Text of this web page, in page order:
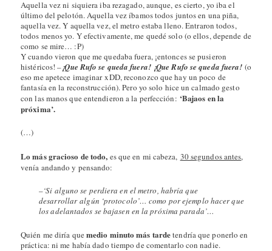
Aquella vez ni siquiera iba rezagado, aunque, es cierto, yo iba el
último del pelotón. Aquella vez íbamos todos juntos en una piña,
aquella vez. Y aquella vez, el metro estaba lleno. Entraron todos,
todos menos yo. Y efectivamente, me quedé solo (o ellos, depende de
como se mire… :P)
Y cuando vieron que me quedaba fuera, ¡entonces se pusieron
histéricos! –¡Que Rufo se queda fuera! ¡Que Rufo se queda fuera! (o
eso me apetece imaginar xDD, reconozco que hay un poco de
fantasía en la reconstrucción). Pero yo solo hice un calmado gesto
con las manos que entendieron a la perfección: ‘Bajaos en la
próxima’.
(…)
Lo más gracioso de todo, es que en mi cabeza, 30 segundos antes,
venía andando y pensando:
–‘Si alguno se perdiera en el metro, habría que
desarrollar algún ‘protocolo’… como por ejemplo hacer que
los adelantados se bajasen en la próxima parada’…
Quién me diría quemedio minuto más tardetendría que ponerlo en
práctica: ni me había dado tiempo de comentarlo con nadie.